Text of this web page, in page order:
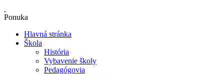
Ponuka
Hlavná stránka
Škola
História
Vybavenie školy
Pedagógovia